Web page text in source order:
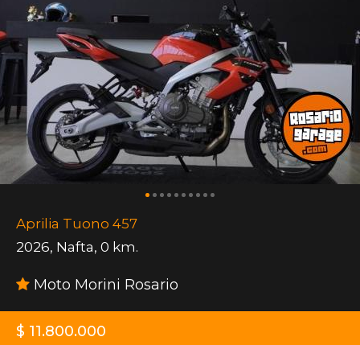
Aprilia Tuono 457
2026, Nafta, 0 km.
Moto Morini Rosario
$ 11.800.000